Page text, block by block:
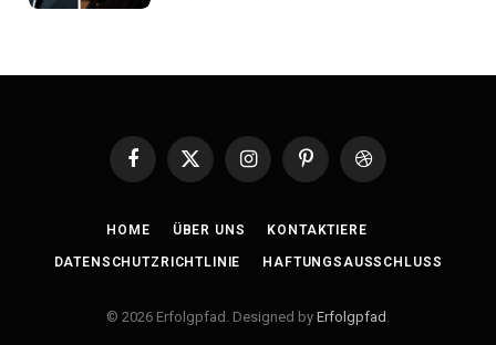
Facebook
X
InstagramPinterestDribbble
HOME ÜBER UNS KONTAKTIERE
DATENSCHUTZRICHTLINIE HAFTUNGSAUSSCHLUSS
© 2026 Erfolgpfad. Designed by Erfolgpfad .